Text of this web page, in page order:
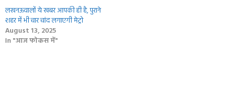
लखनऊवालों ये खबर आपकी ही है, पुराने
शहर में भी चार चांद लगाएगी मेट्रो
August 13, 2025
In "आज फोकस में"